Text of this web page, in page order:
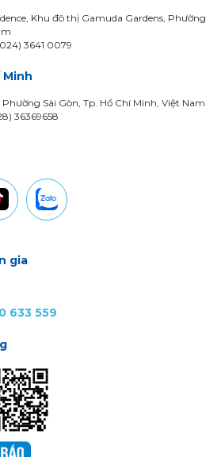
Khu đô thị Gamuda Gardens, Phường
3641 0079
Minh
Sài Gòn, Tp. Hồ Chí Minh, Việt Nam
36369658
gia
633 559